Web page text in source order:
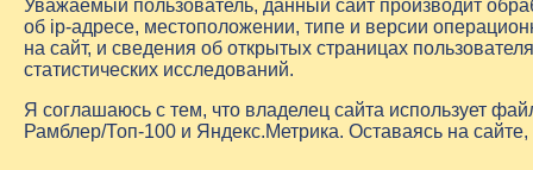
Уважаемый пользователь, данный сайт производит
об ip-адресе, местоположении, типе и версии
на сайт, и сведения об открытых страницах
статистических исследований.
Я соглашаюсь с тем, что владелец сайта использует
Рамблер/Топ-100 и Яндекс.Метрика. Оставаясь на